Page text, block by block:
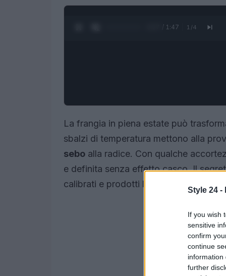
Style 24 -
If you wish
sensitive
confirm
continue
information
further
0:28 / 1:47 1 /4
La frangia in piena estate può
sbalzi di temperatura mettono alla
sebo alla radice. Con qualche
e definita senza effetto casco. Il
calibrati e prodotti leggeri posizionati